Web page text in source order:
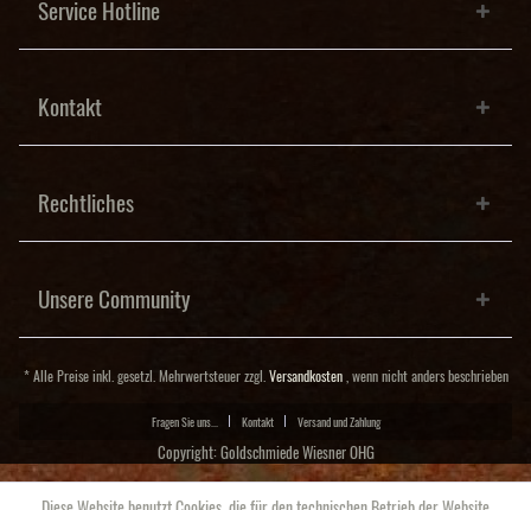
Service Hotline
Kontakt
Rechtliches
Unsere Community
* Alle Preise inkl. gesetzl. Mehrwertsteuer zzgl. Versandkosten, wenn nicht anders beschrieben
Fragen Sie uns... Kontakt Versand und Zahlung
Copyright: Goldschmiede Wiesner OHG